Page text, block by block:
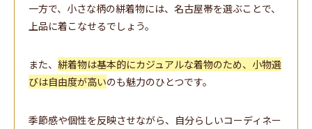
一方で、小さな柄の絣着物には、名古屋帯を選ぶことで、
上品に着こなせるでしょう。
また、 絣着物は基本的にカジュアルな着物のため、小物選
びは自由度が高いのも魅力のひとつです。
季節感や個性を反映させながら、自分らしいコーディネー